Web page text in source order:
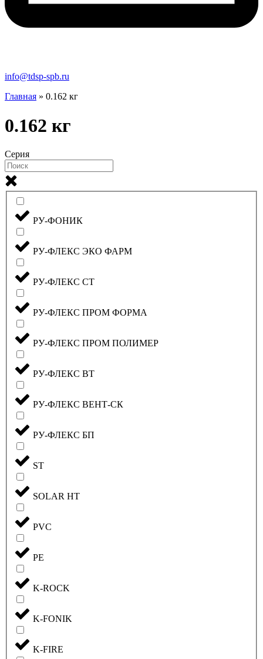
info@tdsp-spb.ru
Главная » 0.162 кг
0.162 кг
Серия
РУ-ФОНИК
РУ-ФЛЕКС ЭКО ФАРМ
РУ-ФЛЕКС СТ
РУ-ФЛЕКС ПРОМ ФОРМА
РУ-ФЛЕКС ПРОМ ПОЛИМЕР
РУ-ФЛЕКС ВТ
РУ-ФЛЕКС ВЕНТ-СК
РУ-ФЛЕКС БП
ST
SOLAR HT
PVC
PE
K-ROCK
K-FONIK
K-FIRE